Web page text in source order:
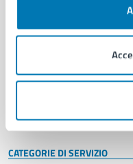
Enti e fondazioni
Personale amministrativo
Intranet, posta aziendale e
CATEGORIE DI SERVIZIO